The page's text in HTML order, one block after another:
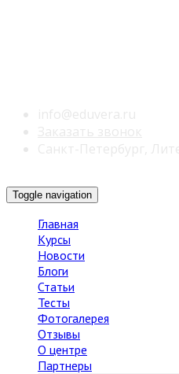
Toggle navigation
Главная
Курсы
Новости
Блоги
Статьи
Тесты
Фотогалерея
Отзывы
О центре
Партнеры